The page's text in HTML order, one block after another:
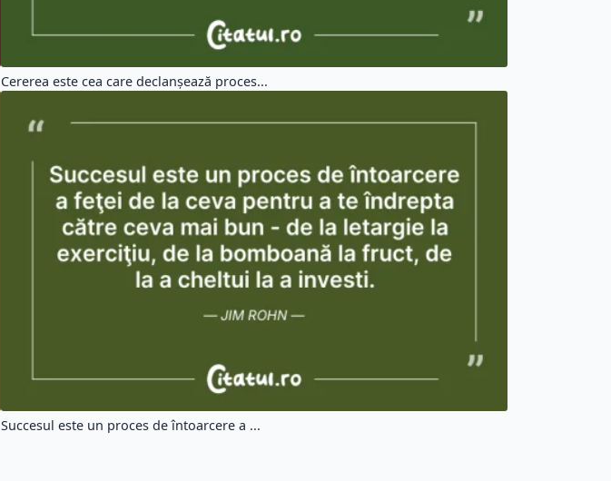
Cererea este cea care declanşează proces...
Succesul este un proces de întoarcere a ...